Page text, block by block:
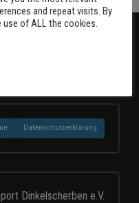
Datenschutzerklärung
Dinkelscherben e.V.
and repeat visits. By
of ALL the cookies.